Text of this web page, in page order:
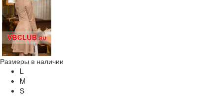
Размеры в наличии
L
M
S